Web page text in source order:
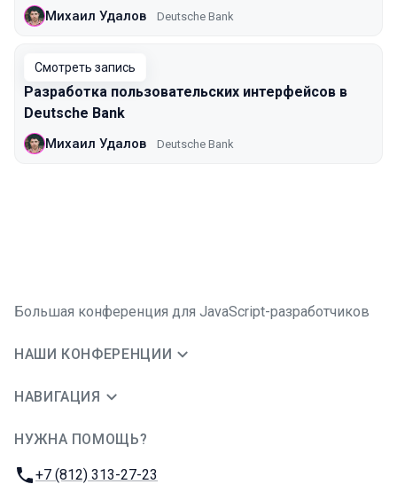
Михаил Удалов Deutsche Bank
Смотреть запись
Разработка пользовательских интерфейсов в
Deutsche Bank
Михаил Удалов Deutsche Bank
Большая конференция для JavaScript-разработчиков
НАШИ КОНФЕРЕНЦИИ
НАВИГАЦИЯ
НУЖНА ПОМОЩЬ?
Телефон:
+7 (812) 313-27-23